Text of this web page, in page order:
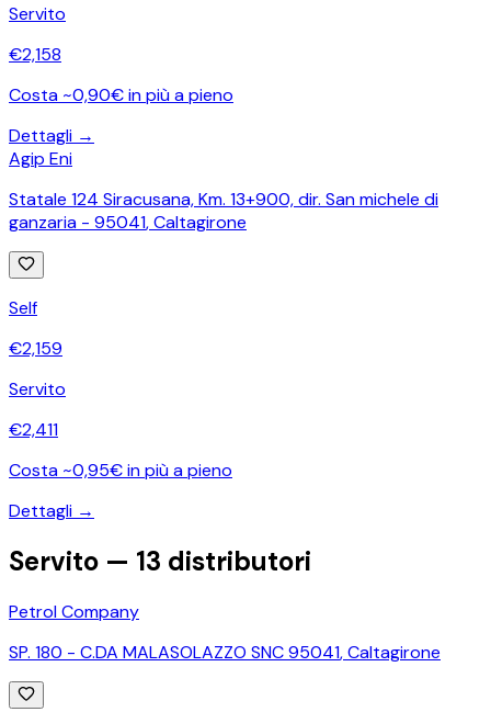
Servito
€2,158
Costa ~0,90€ in più a pieno
Dettagli →
Agip Eni
Statale 124 Siracusana, Km. 13+900, dir. San michele di
ganzaria - 95041,Caltagirone
Self
€2,159
Servito
€2,411
Costa ~0,95€ in più a pieno
Dettagli →
Servito — 13 distributori
Petrol Company
SP. 180 - C.DA MALASOLAZZO SNC 95041,Caltagirone